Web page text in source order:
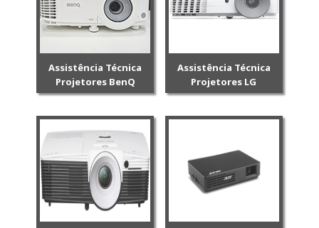
Assistência Técnica
Projetores BenQ
Assistência Técnica
Projetores LG